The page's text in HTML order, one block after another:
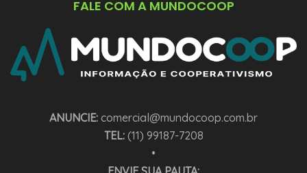
FALE COM A MUNDOCOOP
ANUNCIE: comercial@mundocoop.com.br
TEL:(11) 99187-7208
•